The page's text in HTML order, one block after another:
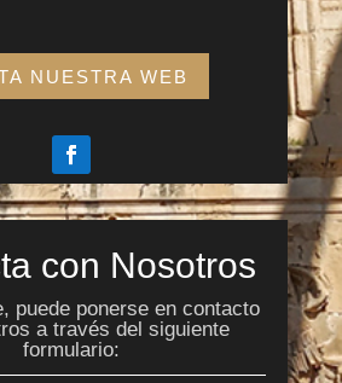
NUESTRA WEB
con Nosotros
puede ponerse en contacto
a través del siguiente
formulario: